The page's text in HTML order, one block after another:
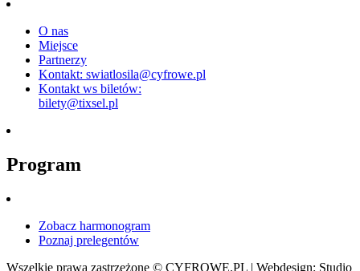
O nas
Miejsce
Partnerzy
Kontakt: swiatlosila@cyfrowe.pl
Kontakt ws biletów:
bilety@tixsel.pl
Program
Zobacz harmonogram
Poznaj prelegentów
Wszelkie prawa zastrzeżone © CYFROWE.PL | Webdesign: Studio